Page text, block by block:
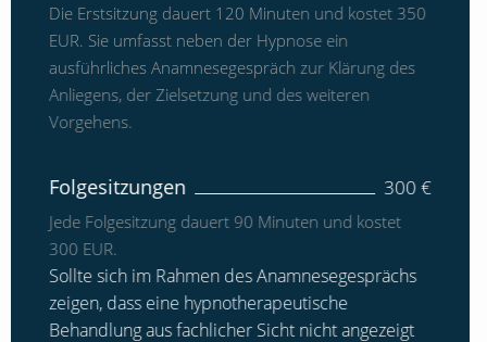
Die Erstsitzung dauert 120 Minuten und kostet 350
EUR. Sie umfasst neben der Hypnose ein
ausführliches Anamnesegespräch zur Klärung des
Anliegens, der Zielsetzung und des weiteren
Vorgehens.
Folgesitzungen 300 €
Jede Folgesitzung dauert 90 Minuten und kostet
300 EUR.
Sollte sich im Rahmen des Anamnesegesprächs
zeigen, dass eine hypnotherapeutische
Behandlung aus fachlicher Sicht nicht angezeigt